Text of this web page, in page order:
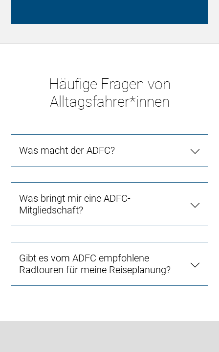
Häufige Fragen von
Alltagsfahrer*innen
Was macht der ADFC?
Was bringt mir eine ADFC-
Mitgliedschaft?
Gibt es vom ADFC empfohlene
Radtouren für meine Reiseplanung?